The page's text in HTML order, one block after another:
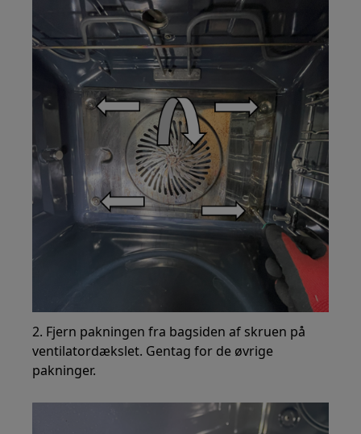
2. Fjern pakningen fra bagsiden af skruen på
ventilatordækslet. Gentag for de øvrige
pakninger.